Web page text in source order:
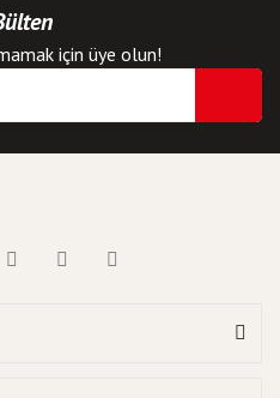
için üye olun!